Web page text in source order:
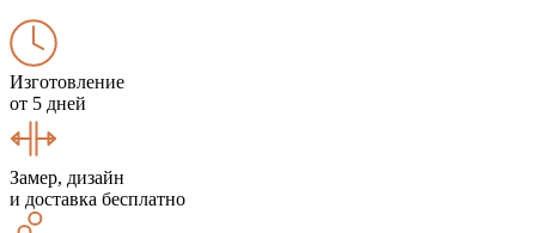
Изготовление
от 5 дней
Замер, дизайн
и доставка бесплатно